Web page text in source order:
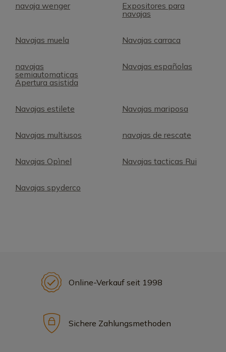
navaja wenger
Expositores para
navajas
Navajas muela Navajas carraca
navajas
semiautomaticas
Apertura asistida
Navajas españolas
Navajas estilete Navajas mariposa
Navajas multiusos navajas de rescate
Navajas Opìnel Navajas tacticas Rui
Navajas spyderco
Online-Verkauf seit 1998
Sichere Zahlungsmethoden